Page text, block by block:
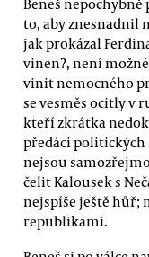
to, aby znesnadnil
jak prokázal
vinen?, není
vinit nemocného
se vesměs ocitly v
kteří zkrátka
předáci politických
nejsou
čelit Kalousek s
nejspíše ještě hůř;
republikami.